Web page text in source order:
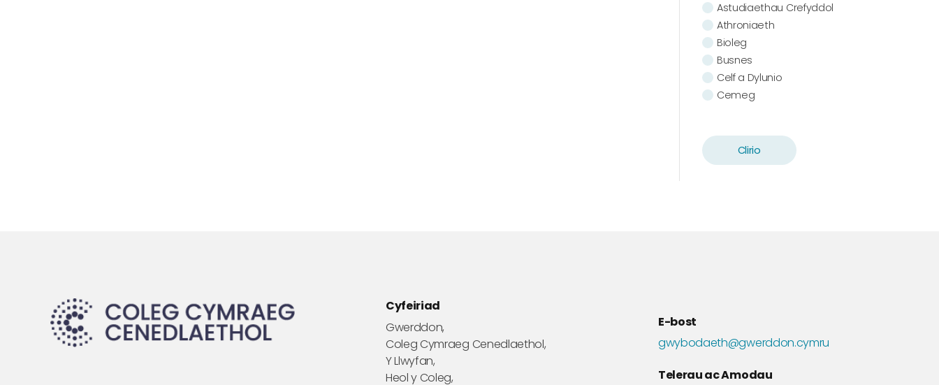
Astudiaethau Crefyddol
Athroniaeth
Bioleg
Busnes
Celf a Dylunio
Cemeg
Cymraeg
Chwaraeon
Ieithoedd Modern
Llenyddiaeth Gymraeg
Clirio
Cyfeiriad
Gwerddon,
Coleg Cymraeg Cenedlaethol,
Y Llwyfan,
Heol y Coleg,
E-bost
gwybodaeth@gwerddon.cymru
Telerau ac Amodau